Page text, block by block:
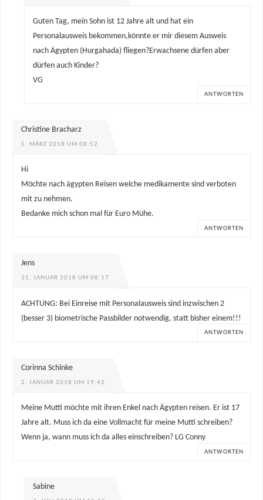
Guten Tag, mein Sohn ist 12 Jahre alt und hat ein
Personalausweis bekommen,könnte er mir diesem Ausweis
nach Ägypten (Hurgahada) fliegen?Erwachsene dürfen aber
dürfen auch Kinder?
VG
ANTWORTEN
Christine Bracharz
5. MÄRZ 2018 UM 08:52
Hi
Möchte nach ägypten Reisen welche medikamente sind verboten
mit zu nehmen.
Bedanke mich schon mal für Euro Mühe.
ANTWORTEN
Jens
31. JANUAR 2018 UM 08:17
ACHTUNG: Bei Einreise mit Personalausweis sind inzwischen 2
(besser 3) biometrische Passbilder notwendig, statt bisher einem!!!
ANTWORTEN
Corinna Schinke
2. JANUAR 2018 UM 19:42
Meine Mutti möchte mit ihren Enkel nach Ägypten reisen. Er ist 17
Jahre alt. Muss ich da eine Vollmacht für meine Mutti schreiben?
Wenn ja, wann muss ich da alles einschreiben? LG Conny
ANTWORTEN
Sabine